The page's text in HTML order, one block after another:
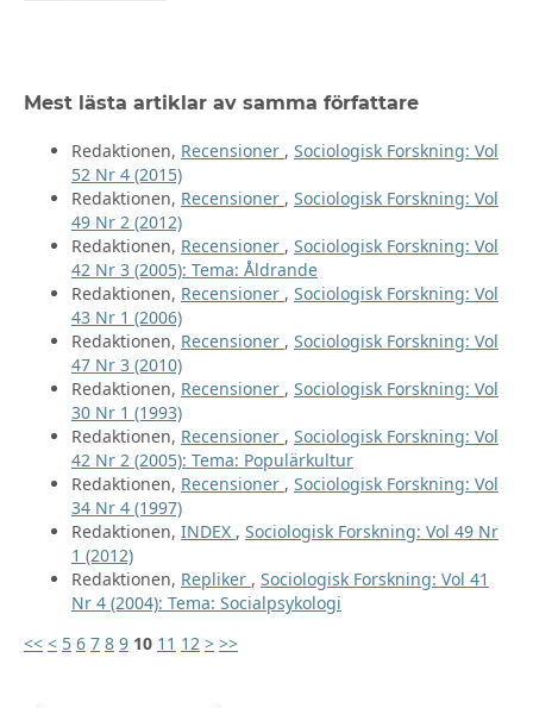
Mest lästa artiklar av samma författare
Redaktionen, Recensioner , Sociologisk Forskning: Vol
52 Nr 4 (2015)
Redaktionen, Recensioner , Sociologisk Forskning: Vol
49 Nr 2 (2012)
Redaktionen, Recensioner , Sociologisk Forskning: Vol
42 Nr 3 (2005): Tema: Åldrande
Redaktionen, Recensioner , Sociologisk Forskning: Vol
43 Nr 1 (2006)
Redaktionen, Recensioner , Sociologisk Forskning: Vol
47 Nr 3 (2010)
Redaktionen, Recensioner , Sociologisk Forskning: Vol
30 Nr 1 (1993)
Redaktionen, Recensioner , Sociologisk Forskning: Vol
42 Nr 2 (2005): Tema: Populärkultur
Redaktionen, Recensioner , Sociologisk Forskning: Vol
34 Nr 4 (1997)
Redaktionen, INDEX , Sociologisk Forskning: Vol 49 Nr
1 (2012)
Redaktionen, Repliker , Sociologisk Forskning: Vol 41
Nr 4 (2004): Tema: Socialpsykologi
<< < 5 6 7 8 9 10 11 12 > >>